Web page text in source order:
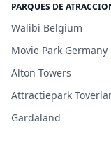
PARQUES DE
Walibi Belgium
Movie Park Germany
Alton Towers
Attractiepark
Gardaland